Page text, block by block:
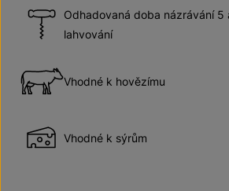
Odhadovaná doba názrávání 5
lahvování
Vhodné k hovězímu
Vhodné k sýrům